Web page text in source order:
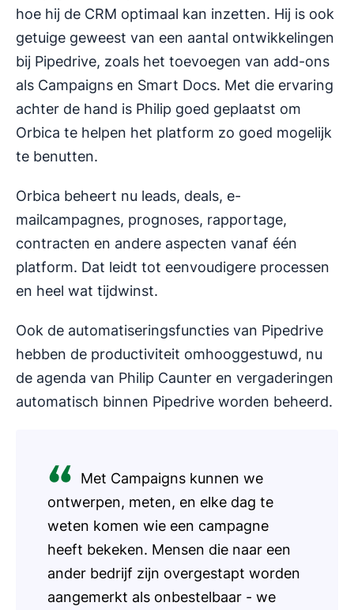
hoe hij de CRM optimaal kan inzetten. Hij is ook
getuige geweest van een aantal ontwikkelingen
bij Pipedrive, zoals het toevoegen van add-ons
als Campaigns en Smart Docs. Met die ervaring
achter de hand is Philip goed geplaatst om
Orbica te helpen het platform zo goed mogelijk
te benutten.
Orbica beheert nu leads, deals, e-
mailcampagnes, prognoses, rapportage,
contracten en andere aspecten vanaf één
platform. Dat leidt tot eenvoudigere processen
en heel wat tijdwinst.
Ook de automatiseringsfuncties van Pipedrive
hebben de productiviteit omhooggestuwd, nu
de agenda van Philip Caunter en vergaderingen
automatisch binnen Pipedrive worden beheerd.
Met Campaigns kunnen we
ontwerpen, meten, en elke dag te
weten komen wie een campagne
heeft bekeken. Mensen die naar een
ander bedrijf zijn overgestapt worden
aangemerkt als onbestelbaar - we